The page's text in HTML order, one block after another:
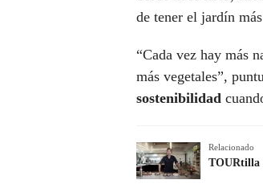
de tener el jardín
“Cada vez hay más
más vegetales”,
sostenibilidad
Relacionado
TOURtilla